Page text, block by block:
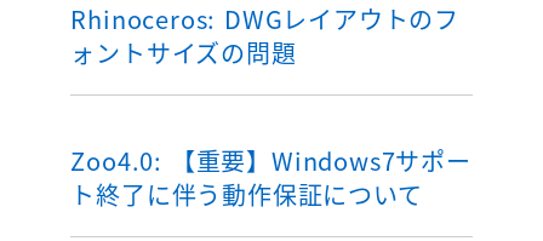
Rhinoceros: DWGレイアウトのフ
ォントサイズの問題
Zoo4.0: 【重要】Windows7サポー
ト終了に伴う動作保証について